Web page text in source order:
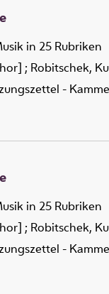
in 25 Rubriken
; Robitschek,
-
in 25 Rubriken
; Robitschek,
-